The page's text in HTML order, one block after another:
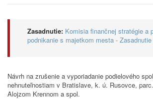
Zasadnutie: Komisia finančnej stratégie a
podnikanie s majetkom mesta -
Návrh na zrušenie a vyporiadanie podielového
nehnuteľnostiam v Bratislave, k. ú. Rusovce,
Alojzom Krennom a spol.